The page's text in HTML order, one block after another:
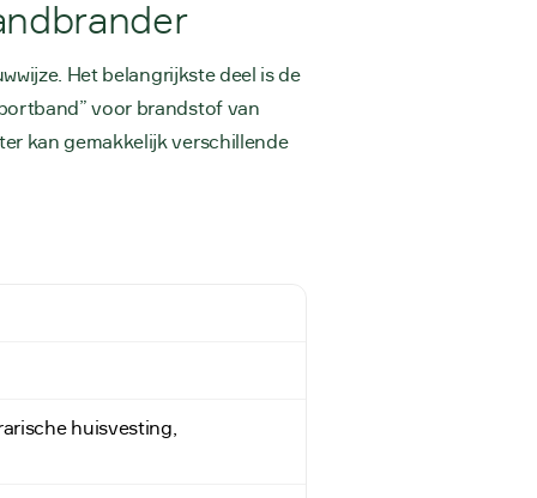
Het belangrijkste deel is de
voor brandstof van
kan gemakkelijk verschillende
huisvesting,